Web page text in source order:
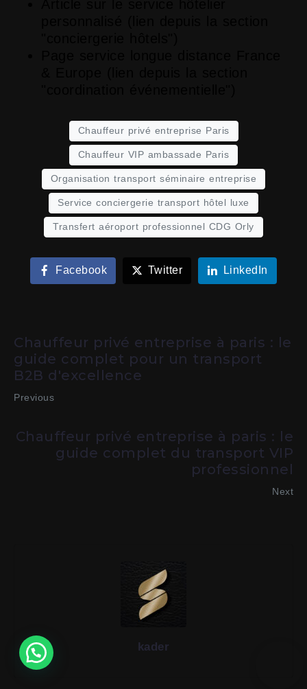
Chauffeur privé entreprise Paris
Chauffeur VIP ambassade Paris
Organisation transport séminaire entreprise
Service conciergerie transport hôtel luxe
Transfert aéroport professionnel CDG Orly
Facebook Twitter LinkedIn
Chauffeur privé entreprise à paris : le
guide complet pour un transport
B2B d'excellence
Previous
Chauffeur privé entreprise à paris : le
guide complet du transport VIP
professionnel
Next
kader